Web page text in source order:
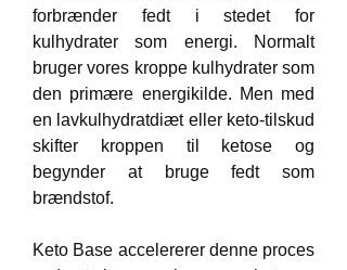
forbrænder fedt i stedet for
kulhydrater som energi. Normalt
bruger vores kroppe kulhydrater som
den primære energikilde. Men med
en lavkulhydratdiæt eller keto-tilskud
skifter kroppen til ketose og
begynder at bruge fedt som
brændstof.
Keto Base accelererer denne proces